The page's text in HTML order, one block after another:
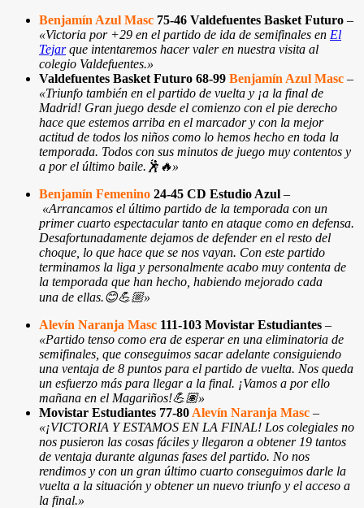
Benjamín Azul Masc 75-46 Valdefuentes Basket Futuro –
«Victoria por +29 en el partido de ida de semifinales en El
Tejarque intentaremos hacer valer en nuestra visita al
colegio Valdefuentes.»
Valdefuentes Basket Futuro 68-99 Benjamín Azul Masc –
«Triunfo también en el partido de vuelta y ¡a la final de
Madrid! Gran juego desde el comienzo con el pie derecho
hace que estemos arriba en el marcador y con la mejor
actitud de todos los niños como lo hemos hecho en toda la
temporada. Todos con sus minutos de juego muy contentos y
a por el último baile.🕺 🔥»
Benjamín Femenino 24-45 CD Estudio Azul –
«Arrancamos el último partido de la temporada con un
primer cuarto espectacular tanto en ataque como en defensa.
Desafortunadamente dejamos de defender en el resto del
choque, lo que hace que se nos vayan. Con este partido
terminamos la liga y personalmente acabo muy contenta de
la temporada que han hecho, habiendo mejorado cada
una de ellas.😊💪🏼»
Alevín Naranja Masc 111-103 Movistar Estudiantes –
«Partido tenso como era de esperar en una eliminatoria de
semifinales, que conseguimos sacar adelante consiguiendo
una ventaja de 8 puntos para el partido de vuelta. Nos queda
un esfuerzo más para llegar a la final. ¡Vamos a por ello
mañana en el Magariños!💪🏽»
Movistar Estudiantes 77-80 Alevín Naranja Masc –
«¡VICTORIA Y ESTAMOS EN LA FINAL! Los colegiales no
nos pusieron las cosas fáciles y llegaron a obtener 19 tantos
de ventaja durante algunas fases del partido. No nos
rendimos y con un gran último cuarto conseguimos darle la
vuelta a la situación y obtener un nuevo triunfo y el acceso a
la final.»